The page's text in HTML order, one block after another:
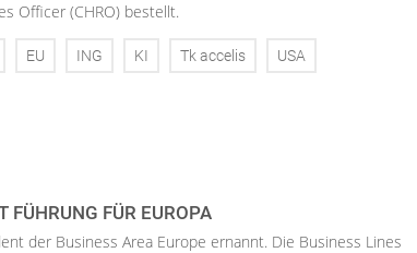
Officer (CHRO) bestellt.
EU ING KI Tk accelis USA
FÜHRUNG FÜR EUROPA
der Business Area Europe ernannt. Die Business Lines